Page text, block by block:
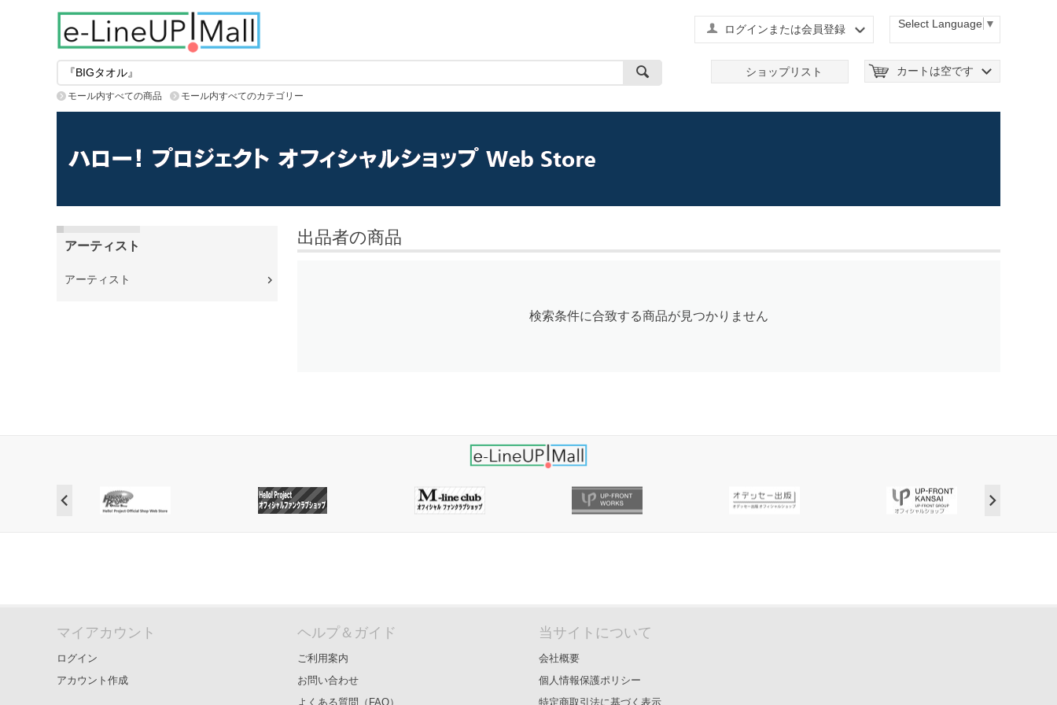
Select Language ▼
ログインまたは会員登録
カートは空です
ショップリスト
モール内すべての商品 モール内すべてのカテゴリー
アーティスト
アーティスト
出品者の商品
検索条件に合致する商品が見つかりません
マイアカウント
ログイン
アカウント作成
ヘルプ＆ガイド
ご利用案内
お問い合わせ
よくある質問（FAQ）
当サイトについて
会社概要
個人情報保護ポリシー
特定商取引法に基づく表示